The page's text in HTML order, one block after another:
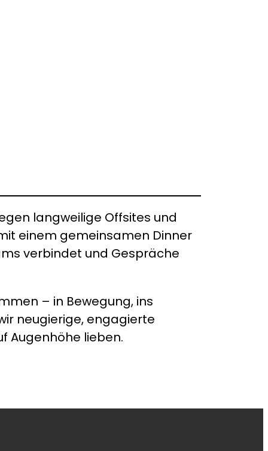
langweilige Offsites und
einem gemeinsamen Dinner
verbindet und Gespräche
– in Bewegung, ins
neugierige, engagierte
Augenhöhe lieben.